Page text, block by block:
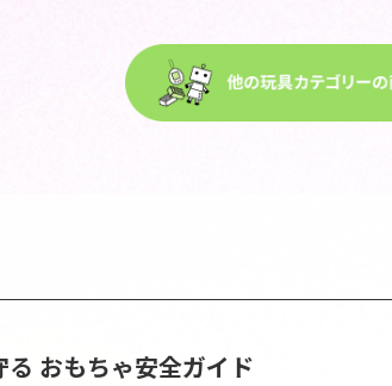
る おもちゃ安全ガイド